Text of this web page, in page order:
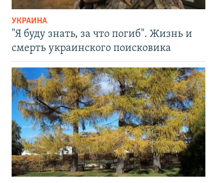
УКРАИНА
"Я буду знать, за что погиб". Жизнь и
смерть украинского поисковика